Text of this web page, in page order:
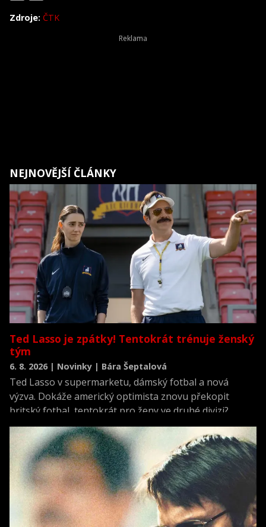
Zdroje: ČTK
NEJNOVĚJŠÍ ČLÁNKY
Ted Lasso je zpátky! Tentokrát trénuje ženský
tým
6. 8. 2026 | Novinky | Bára Šeptalová
Ted Lasso v supermarketu, dámský fotbal a nová
výzva. Dokáže americký optimista znovu překopit
britský fotbal, tentokrát pro ženy ve druhé divizi?